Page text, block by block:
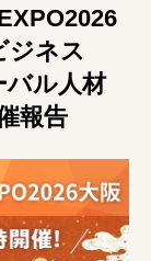
ジネス
バル人材
報告